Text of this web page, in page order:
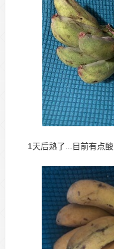
1天后熟了...目前有点酸